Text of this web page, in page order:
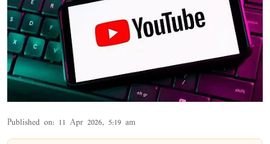
Published on: 11 Apr 2026, 5:19 am